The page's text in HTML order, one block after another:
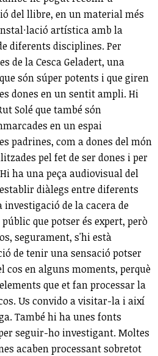
del llibre, en un material més
artística amb la
diferents disciplines. Per
de la Cesca Geladert, una
són súper potents i que giren
dones en un sentit ampli. Hi
Solé que també són
en un espai
padrines, com a dones del món
pel fet de ser dones i per
ha una peça audiovisual del
diàlegs entre diferents
de la cacera de
que potser és expert, però
segurament, s'hi està
de tenir una sensació potser
cos en alguns moments, perquè
que et fan processar la
Us convido a visitar-la i així
També hi ha unes fonts
seguir-ho investigant. Moltes
acaben processant sobretot